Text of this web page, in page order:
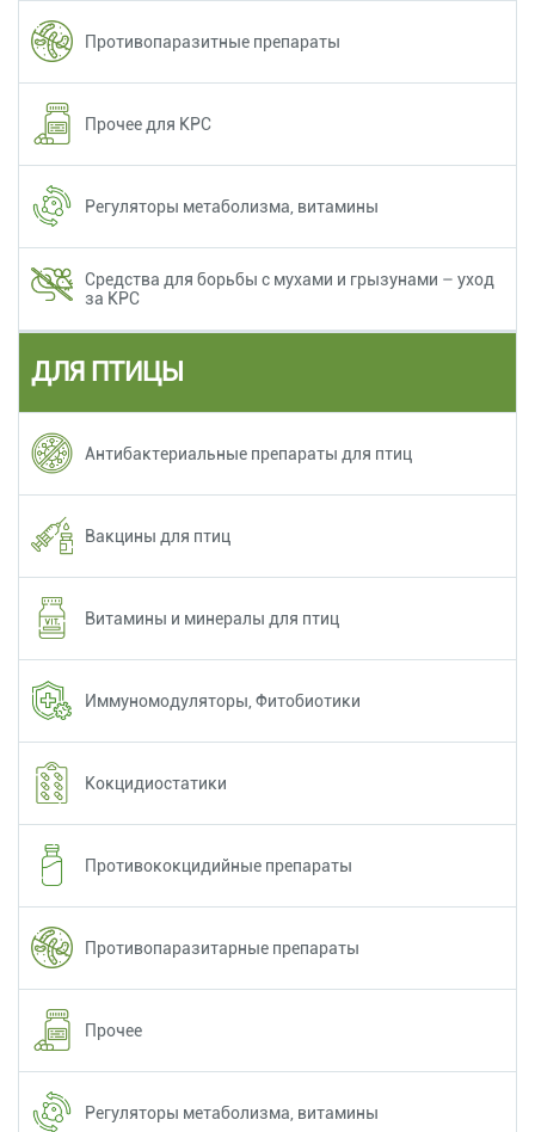
Противопаразитные препараты
Прочее для КРС
Регуляторы метаболизма, витамины
Средства для борьбы с мухами и грызунами – уход
за КРС
ДЛЯ ПТИЦЫ
Антибактериальные препараты для птиц
Вакцины для птиц
Витамины и минералы для птиц
Иммуномодуляторы, Фитобиотики
Кокцидиостатики
Противококцидийные препараты
Противопаразитарные препараты
Прочее
Регуляторы метаболизма, витамины